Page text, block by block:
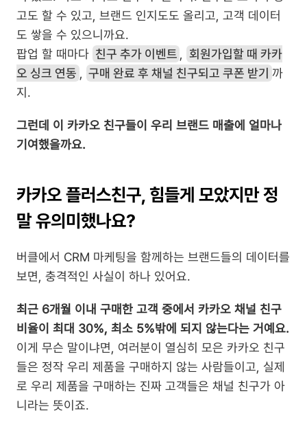
고도 할 수 있고, 브랜드 인지도도 올리고, 고객 데이터
도 쌓을 수 있으니까요.
팝업 할 때마다 친구 추가 이벤트 , 회원가입할 때 카카
오 싱크 연동 , 구매 완료 후 채널 친구되고 쿠폰 받기 까
지.
그런데 이 카카오 친구들이 우리 브랜드 매출에 얼마나
기여했을까요.
카카오 플러스친구, 힘들게 모았지만 정
말 유의미했나요?
버클에서 CRM 마케팅을 함께하는 브랜드들의 데이터를
보면, 충격적인 사실이 하나 있어요.
최근 6개월 이내 구매한 고객 중에서 카카오 채널 친구
이게 무슨 말이냐면, 여러분이 열심히 모은 카카오 친구
들은 정작 우리 제품을 구매하지 않는 사람들이고, 실제
로 우리 제품을 구매하는 진짜 고객들은 채널 친구가 아
니라는 뜻이죠.